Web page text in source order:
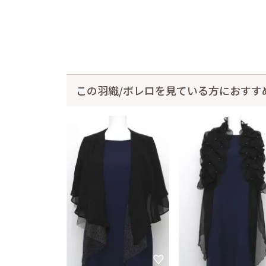
この羽織/ボレロを見ている方におすす